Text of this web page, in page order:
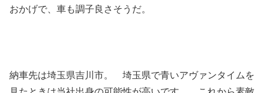
おかげで、車も調子良さそうだ。
納車先は埼玉県吉川市。 埼玉県で青いアヴァンタイムを